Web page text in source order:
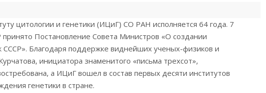
цитологии и генетики (ИЦиГ) СО РАН исполняется 64 года. 7
Постановление Совета Министров «О создании
СССР». Благодаря поддержке виднейших ученых-физиков и
инициатора знаменитого «письма трехсот»,
а ИЦиГ вошел в состав первых десяти институтов
генетики в стране.